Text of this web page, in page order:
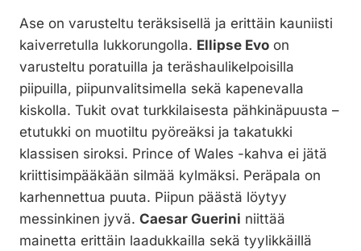
Ase on varusteltu teräksisellä ja erittäin kauniisti
kaiverretulla lukkorungolla. Ellipse Evo on
varusteltu poratuilla ja teräshaulikelpoisilla
piipuilla, piipunvalitsimella sekä kapenevalla
kiskolla. Tukit ovat turkkilaisesta pähkinäpuusta –
etutukki on muotiltu pyöreäksi ja takatukki
klassisen siroksi. Prince of Wales -kahva ei jätä
kriittisimpääkään silmää kylmäksi. Peräpala on
karhennettua puuta. Piipun päästä löytyy
messinkinen jyvä. Caesar Guerini niittää
mainetta erittäin laadukkailla sekä tyylikkäillä